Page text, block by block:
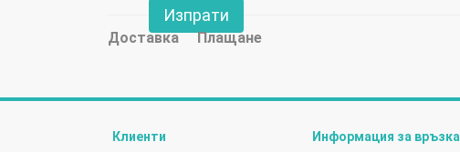
Изпрати
Доставка Плащане
Клиенти Информация за връзка